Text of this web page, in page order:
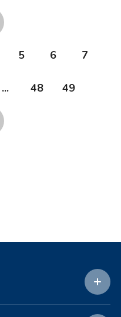
5 6 7
... 48 49